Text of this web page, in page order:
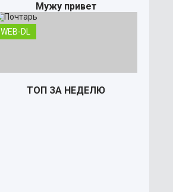
Мужу привет
WEB-DL
ТОП ЗА НЕДЕЛЮ